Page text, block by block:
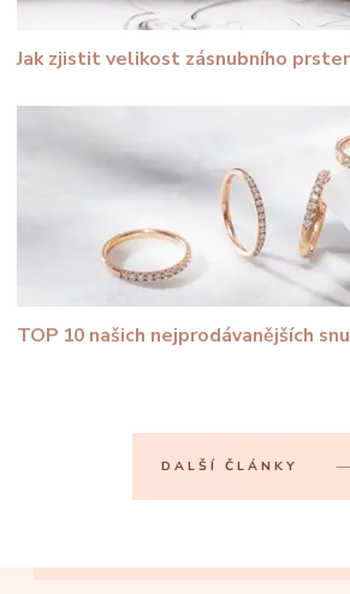
Jak zjistit velikost zásnubního
TOP 10 našich nejprodávanějších
DALŠÍ ČLÁNKY